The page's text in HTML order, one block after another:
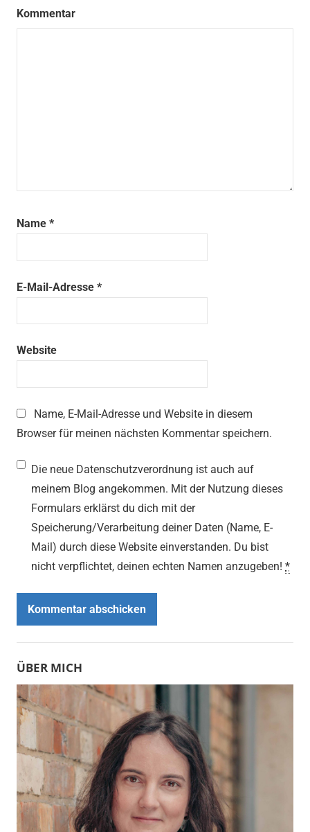
Kommentar
Name *
E-Mail-Adresse *
Website
Name, E-Mail-Adresse und Website in diesem
Browser für meinen nächsten Kommentar speichern.
Die neue Datenschutzverordnung ist auch auf
meinem Blog angekommen. Mit der Nutzung dieses
Formulars erklärst du dich mit der
Speicherung/Verarbeitung deiner Daten (Name, E-
Mail) durch diese Website einverstanden. Du bist
nicht verpflichtet, deinen echten Namen anzugeben! *
ÜBER MICH